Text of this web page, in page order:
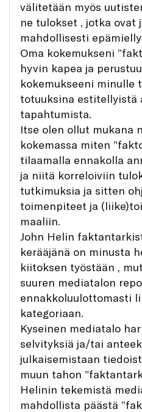
välitetään myös
ne tulokset , jotka ovat
mahdollisesti
Oma kokemukseni
hyvin kapea ja
kokemukseeni minulle
totuuksina estitellyistä
tapahtumista.
Itse olen ollut mukana
kokemassa miten
tilaamalla ennakolla
ja niitä korreloiviin
tutkimuksia ja sitten
toimenpiteet ja
maaliin.
John Helin
kerääjänä on minusta
kiitoksen työstään ,
suuren mediatalon
ennakkoluulottomasti
kategoriaan.
Kyseinen mediatalo
selvityksiä ja/tai
julkaisemistaan
muun tahon
Helinin tekemistä
mahdollista päästä